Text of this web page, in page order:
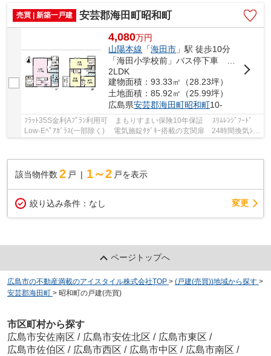
売買 | 新築一戸建 安芸郡海田町昭和町
4,080万円
山陽本線 「海田市 」駅 徒歩10分
「海田小学校前」バス停下車 徒歩2分
2LDK
建物面積：93.33㎡（28.23坪）
土地面積：85.92㎡（25.99坪）
広島県安芸郡海田町昭和町10-
ﾌﾗｯﾄ35S金利Aﾌﾟﾗﾝ利用可 まもりすまい保険10年保証 ｽﾘﾑﾚﾝｼﾞﾌｰﾄﾞ
Low-Eﾍﾟｱｶﾞﾗｽ(一部除く) 電気施錠ﾀｸﾞｷｰ搭載の玄関扉 24時間換気ｼｽﾃ
該当物件数 2 戸 1～2 戸を表示
絞り込み条件： なし 変更
ページトップへ
広島市の不動産満載のアイスタイル株式会社TOP > (戸建(売買))地域から探す >
安芸郡海田町 > 昭和町の戸建(売買)
市区町村から探す
広島市安佐南区 / 広島市安佐北区 / 広島市東区 /
広島市佐伯区 / 広島市西区 / 広島市中区 / 広島市南区 /